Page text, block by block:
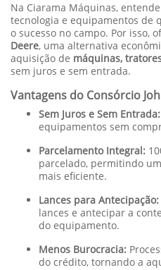
Na Ciarama Máquinas,
tecnologia e equipamentos de
o sucesso no campo. Por isso,
Deere, uma alternativa
aquisição de máquinas,
sem juros e sem entrada.
Vantagens do Consórcio
Sem Juros e Sem Entrada:
equipamentos sem
Parcelamento Integral:
parcelado, permitindo
mais eficiente.
Lances para Antecipação:
lances e antecipar a
do equipamento.
Menos Burocracia:
do crédito, tornando a